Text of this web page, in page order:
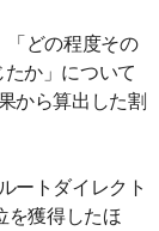
どの程度その
か」について
から算出した割
ートダイレクト
を獲得したほ